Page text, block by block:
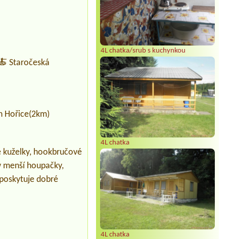
4L chatka/srub s kuchynkou
4L chatka
4L chatka
Staročeská
Hořice(2km)
kuželky, hookbručové
houpačky,
dobré